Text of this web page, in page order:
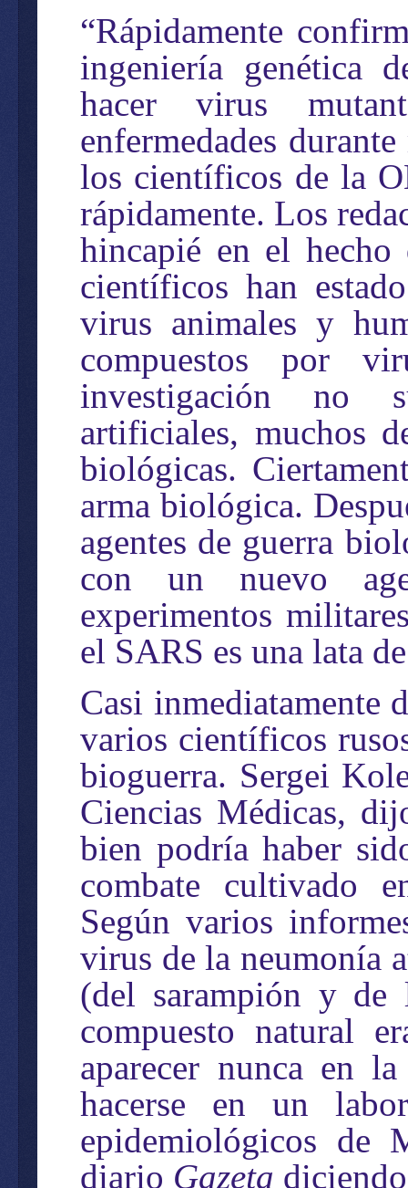
“Rápidamente
ingeniería genética
hacer virus
enfermedades
los científicos de la
rápidamente. Los
hincapié en el hecho
científicos han
virus animales y
compuestos por
investigación no
artificiales, muchos
biológicas.
arma biológica.
agentes de guerra
con un nuevo
experimentos
el SARS es una lata
Casi inmediatamente
varios científicos
bioguerra. Sergei
Ciencias Médicas,
bien podría haber
combate cultivado
Según varios
virus de la neumonía
(del sarampión y de
compuesto natural
aparecer nunca en
hacerse en un
epidemiológicos de
diario Gazeta